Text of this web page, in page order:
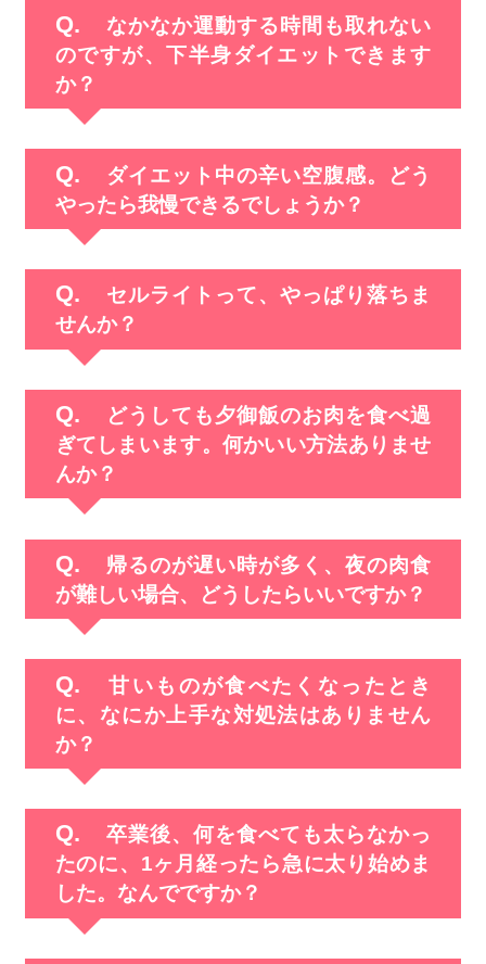
なかなか運動する時間も取れない
のですが、下半身ダイエットできます
か？
ダイエット中の辛い空腹感。どう
やったら我慢できるでしょうか？
セルライトって、やっぱり落ちま
せんか？
どうしても夕御飯のお肉を食べ過
ぎてしまいます。何かいい方法ありませ
んか？
帰るのが遅い時が多く、夜の肉食
が難しい場合、どうしたらいいですか？
甘いものが食べたくなったとき
に、なにか上手な対処法はありません
か？
卒業後、何を食べても太らなかっ
たのに、1ヶ月経ったら急に太り始めま
した。なんでですか？